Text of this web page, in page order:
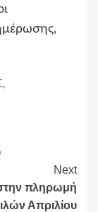
,
Next
στην πληρωμή
Απριλίου